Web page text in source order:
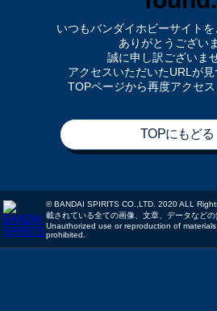
いつもバンダイホビーサイトを
ありがとうござい
誠に申し訳ございま
アクセスいただいたURLが見
TOPページから再度アクセス
TOPにもどる
© BANDAI SPIRITS CO.,LTD. 2020 ALL
載されている全ての画像、文章、データなどの
Unauthorized use or reproduction of
prohibited.